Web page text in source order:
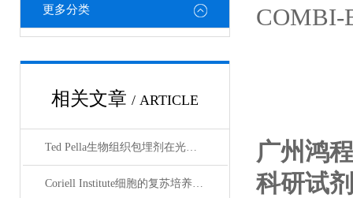
更多分类
相关文章 / ARTICLE
Ted Pella生物组织包埋剂在光镜与电镜联用技术中的应用
Coriell Institute细胞的复苏培养与质量控制规范
COMBI-
广州鸿
科研试